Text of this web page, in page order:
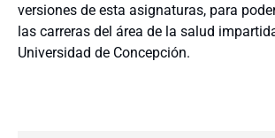
versiones de esta asignaturas, para
las carreras del área de la salud
Universidad de Concepción.